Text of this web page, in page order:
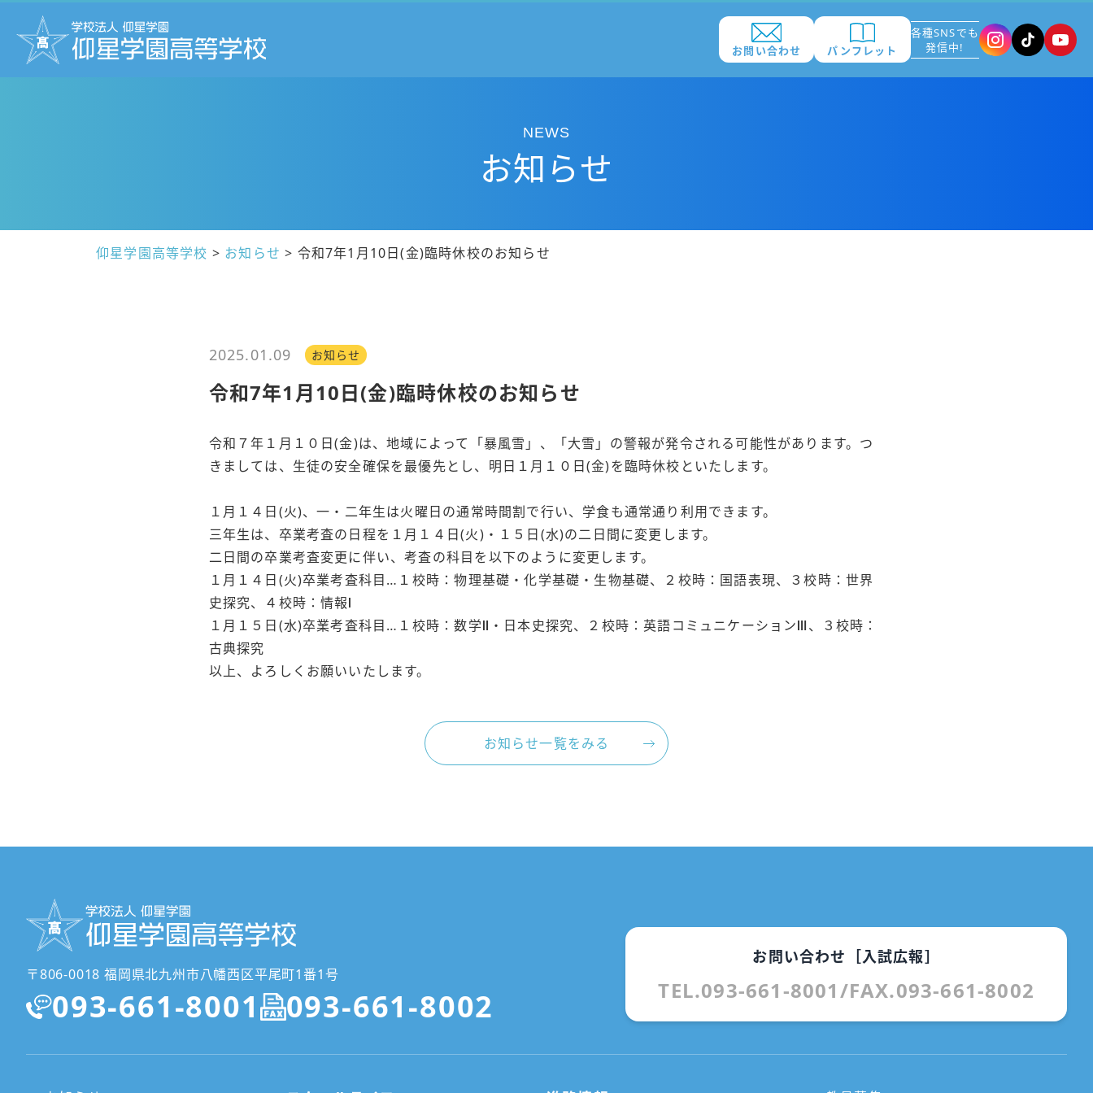
お問い合わせ パンフレット
各種SNSでも
発信中!
NEWS
お知らせ
仰星学園高等学校 > お知らせ > 令和7年1月10日(金)臨時休校のお知らせ
2025.01.09 お知らせ
令和7年1月10日(金)臨時休校のお知らせ
令和７年１月１０日(金)は、地域によって「暴風雪」、「大雪」の警報が発令される可能性があります。つ
きましては、生徒の安全確保を最優先とし、明日１月１０日(金)を臨時休校といたします。
１月１４日(火)、一・二年生は火曜日の通常時間割で行い、学食も通常通り利用できます。
三年生は、卒業考査の日程を１月１４日(火)・１５日(水)の二日間に変更します。
二日間の卒業考査変更に伴い、考査の科目を以下のように変更します。
１月１４日(火)卒業考査科目…１校時：物理基礎・化学基礎・生物基礎、２校時：国語表現、３校時：世界
史探究、４校時：情報Ⅰ
１月１５日(水)卒業考査科目…１校時：数学Ⅱ・日本史探究、２校時：英語コミュニケーションⅢ、３校時：
古典探究
以上、よろしくお願いいたします。
お知らせ一覧をみる
〒806-0018 福岡県北九州市八幡西区平尾町1番1号
093-661-8001 093-661-8002
お問い合わせ［入試広報］
TEL.093-661-8001/FAX.093-661-8002